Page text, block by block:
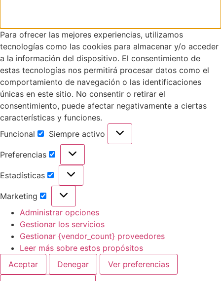
Para ofrecer las mejores experiencias, utilizamos
tecnologías como las cookies para almacenar y/o acceder
a la información del dispositivo. El consentimiento de
estas tecnologías nos permitirá procesar datos como el
comportamiento de navegación o las identificaciones
únicas en este sitio. No consentir o retirar el
consentimiento, puede afectar negativamente a ciertas
características y funciones.
Funcional
Siempre activo
Preferencias
Estadísticas
Marketing
Administrar opciones
Gestionar los servicios
Gestionar {vendor_count} proveedores
Leer más sobre estos propósitos
Aceptar
Denegar Ver preferencias